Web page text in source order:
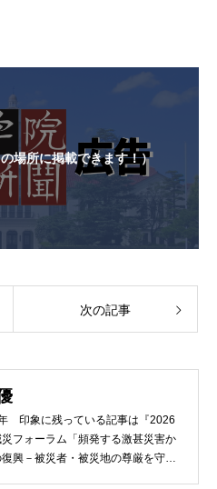
場所に掲載できます！）
次の記事
印象に残っている記事は『2026
フォーラム「頻発する激甚災害か
復興－被災者・被災地の尊厳を守る